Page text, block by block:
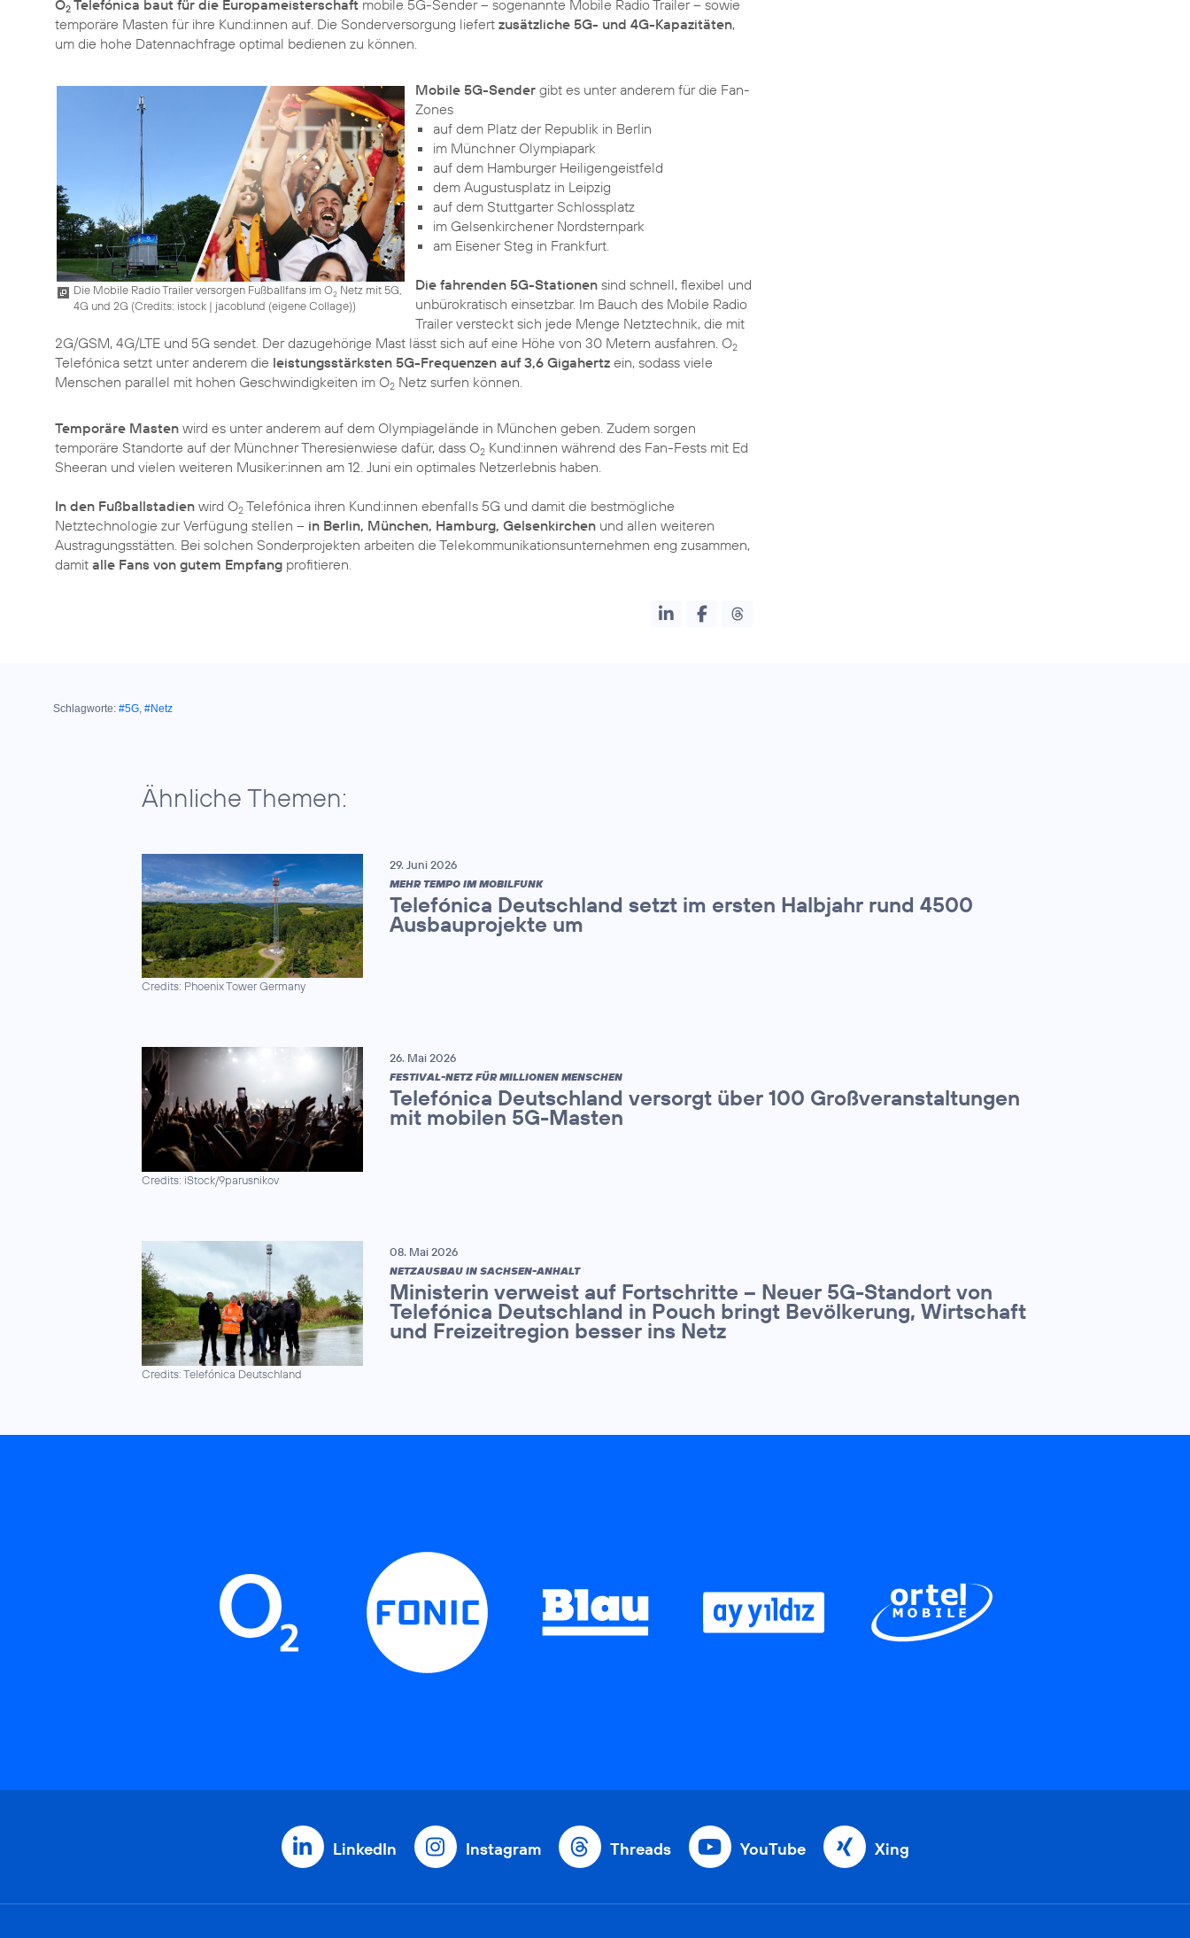
O2 Telefónica baut für die Europameisterschaft mobile 5G-Sender – sogenannte Mobile Radio Trailer – sowie
temporäre Masten für ihre Kund:innen auf. Die Sonderversorgung liefert zusätzliche 5G- und 4G-Kapazitäten,
um die hohe Datennachfrage optimal bedienen zu können.
Die Mobile Radio Trailer versorgen Fußballfans im O2 Netz mit 5G,
4G und 2G (Credits: istock | jacoblund (eigene Collage))
Mobile 5G-Sendergibt es unter anderem für die Fan-
Zones
auf dem Platz der Republik in Berlin
im Münchner Olympiapark
auf dem Hamburger Heiligengeistfeld
dem Augustusplatz in Leipzig
auf dem Stuttgarter Schlossplatz
im Gelsenkirchener Nordsternpark
am Eisener Steg in Frankfurt.
Die fahrenden 5G-Stationensind schnell, flexibel und
unbürokratisch einsetzbar. Im Bauch des Mobile Radio
Trailer versteckt sich jede Menge Netztechnik, die mit
2G/GSM, 4G/LTE und 5G sendet. Der dazugehörige Mast lässt sich auf eine Höhe von 30 Metern ausfahren. O2
Telefónica setzt unter anderem die leistungsstärksten 5G-Frequenzen auf 3,6 Gigahertz ein, sodass viele
Menschen parallel mit hohen Geschwindigkeiten im O2 Netz surfen können.
Temporäre Masten wird es unter anderem auf dem Olympiagelände in München geben. Zudem sorgen
temporäre Standorte auf der Münchner Theresienwiese dafür, dass O2 Kund:innen während des Fan-Fests mit Ed
Sheeran und vielen weiteren Musiker:innen am 12. Juni ein optimales Netzerlebnis haben.
In den Fußballstadien wird O2 Telefónica ihren Kund:innen ebenfalls 5G und damit die bestmögliche
Netztechnologie zur Verfügung stellen – in Berlin, München, Hamburg, Gelsenkirchen und allen weiteren
Austragungsstätten. Bei solchen Sonderprojekten arbeiten die Telekommunikationsunternehmen eng zusammen,
damit alle Fans von gutem Empfang profitieren.
Schlagworte: #5G, #Netz
Ähnliche Themen:
Credits: Phoenix Tower Germany
29. Juni 2026
MEHR TEMPO IM MOBILFUNK
Telefónica Deutschland setzt im ersten Halbjahr rund 4500
Ausbauprojekte um
Credits: iStock/9parusnikov
26. Mai 2026
FESTIVAL-NETZ FÜR MILLIONEN MENSCHEN
Telefónica Deutschland versorgt über 100 Großveranstaltungen
mit mobilen 5G-Masten
Credits: Telefónica Deutschland
08. Mai 2026
NETZAUSBAU IN SACHSEN-ANHALT
Ministerin verweist auf Fortschritte – Neuer 5G-Standort von
Telefónica Deutschland in Pouch bringt Bevölkerung, Wirtschaft
und Freizeitregion besser ins Netz
LinkedIn Instagram Threads YouTube Xing